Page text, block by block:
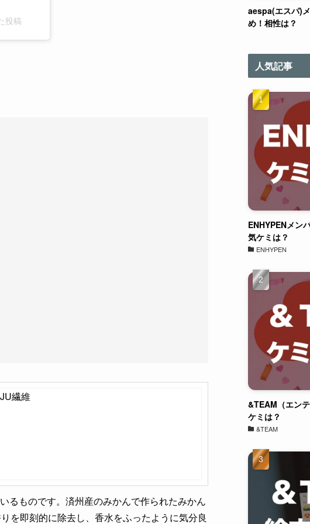
投稿
繊維
るものです。済州産のみかんで作られたみかん
を即刻的に除去し、香水をふったように気分良
aespa(エスパ)
め！相性は？
人気記事
ENHYPENメン
気ケミは？
ENHYPEN
&TEAM（エン
ケミは？
&TEAM